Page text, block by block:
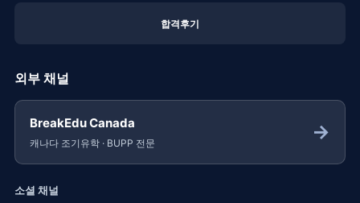
합격후기
외부 채널
BreakEdu Canada
캐나다 조기유학 · BUPP 전문 →
소셜 채널